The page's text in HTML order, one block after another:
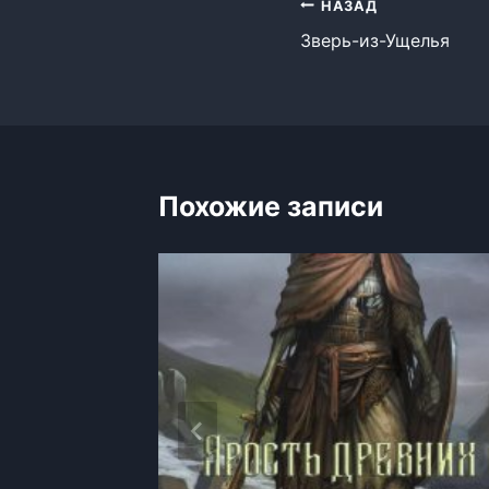
Навигация
по
НАЗАД
Зверь-из-Ущелья
Похожие записи